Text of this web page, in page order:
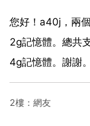
您好！a40j，兩
2g記憶體。總共
4g記憶體。謝謝。
2樓：網友